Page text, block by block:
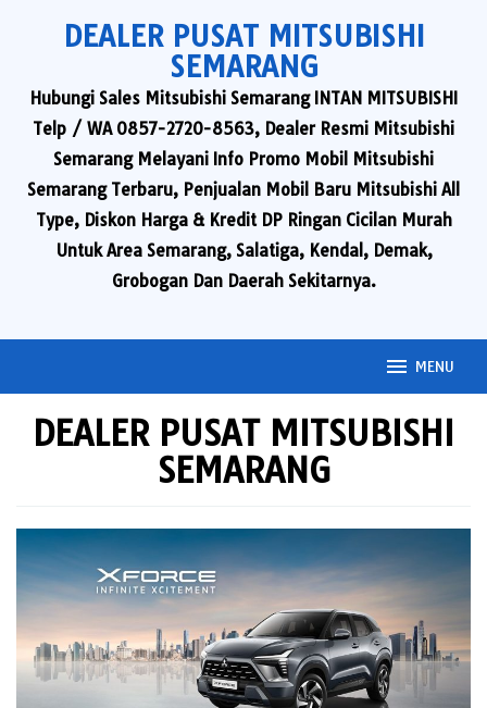
DEALER PUSAT MITSUBISHI
SEMARANG
Hubungi Sales Mitsubishi Semarang INTAN MITSUBISHI
Telp / WA 0857-2720-8563, Dealer Resmi Mitsubishi
Semarang Melayani Info Promo Mobil Mitsubishi
Semarang Terbaru, Penjualan Mobil Baru Mitsubishi All
Type, Diskon Harga & Kredit DP Ringan Cicilan Murah
Untuk Area Semarang, Salatiga, Kendal, Demak,
Grobogan Dan Daerah Sekitarnya.
MENU
DEALER PUSAT MITSUBISHI
SEMARANG
Dealer
Mitsubishi
Semarang
Posted
31,
2023